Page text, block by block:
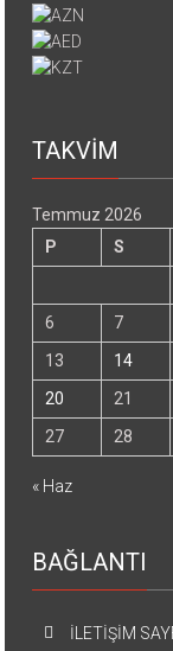
TAKVİM
Temmuz 2026
P
S
6
7
13
14
20
21
27
28
« Haz
BAĞLANTI
İLETİŞİM